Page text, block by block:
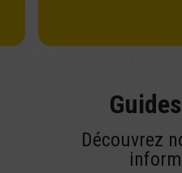
Découvrez